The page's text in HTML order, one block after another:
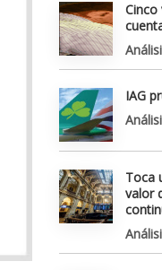
Cinco
IAG
Toca
valor